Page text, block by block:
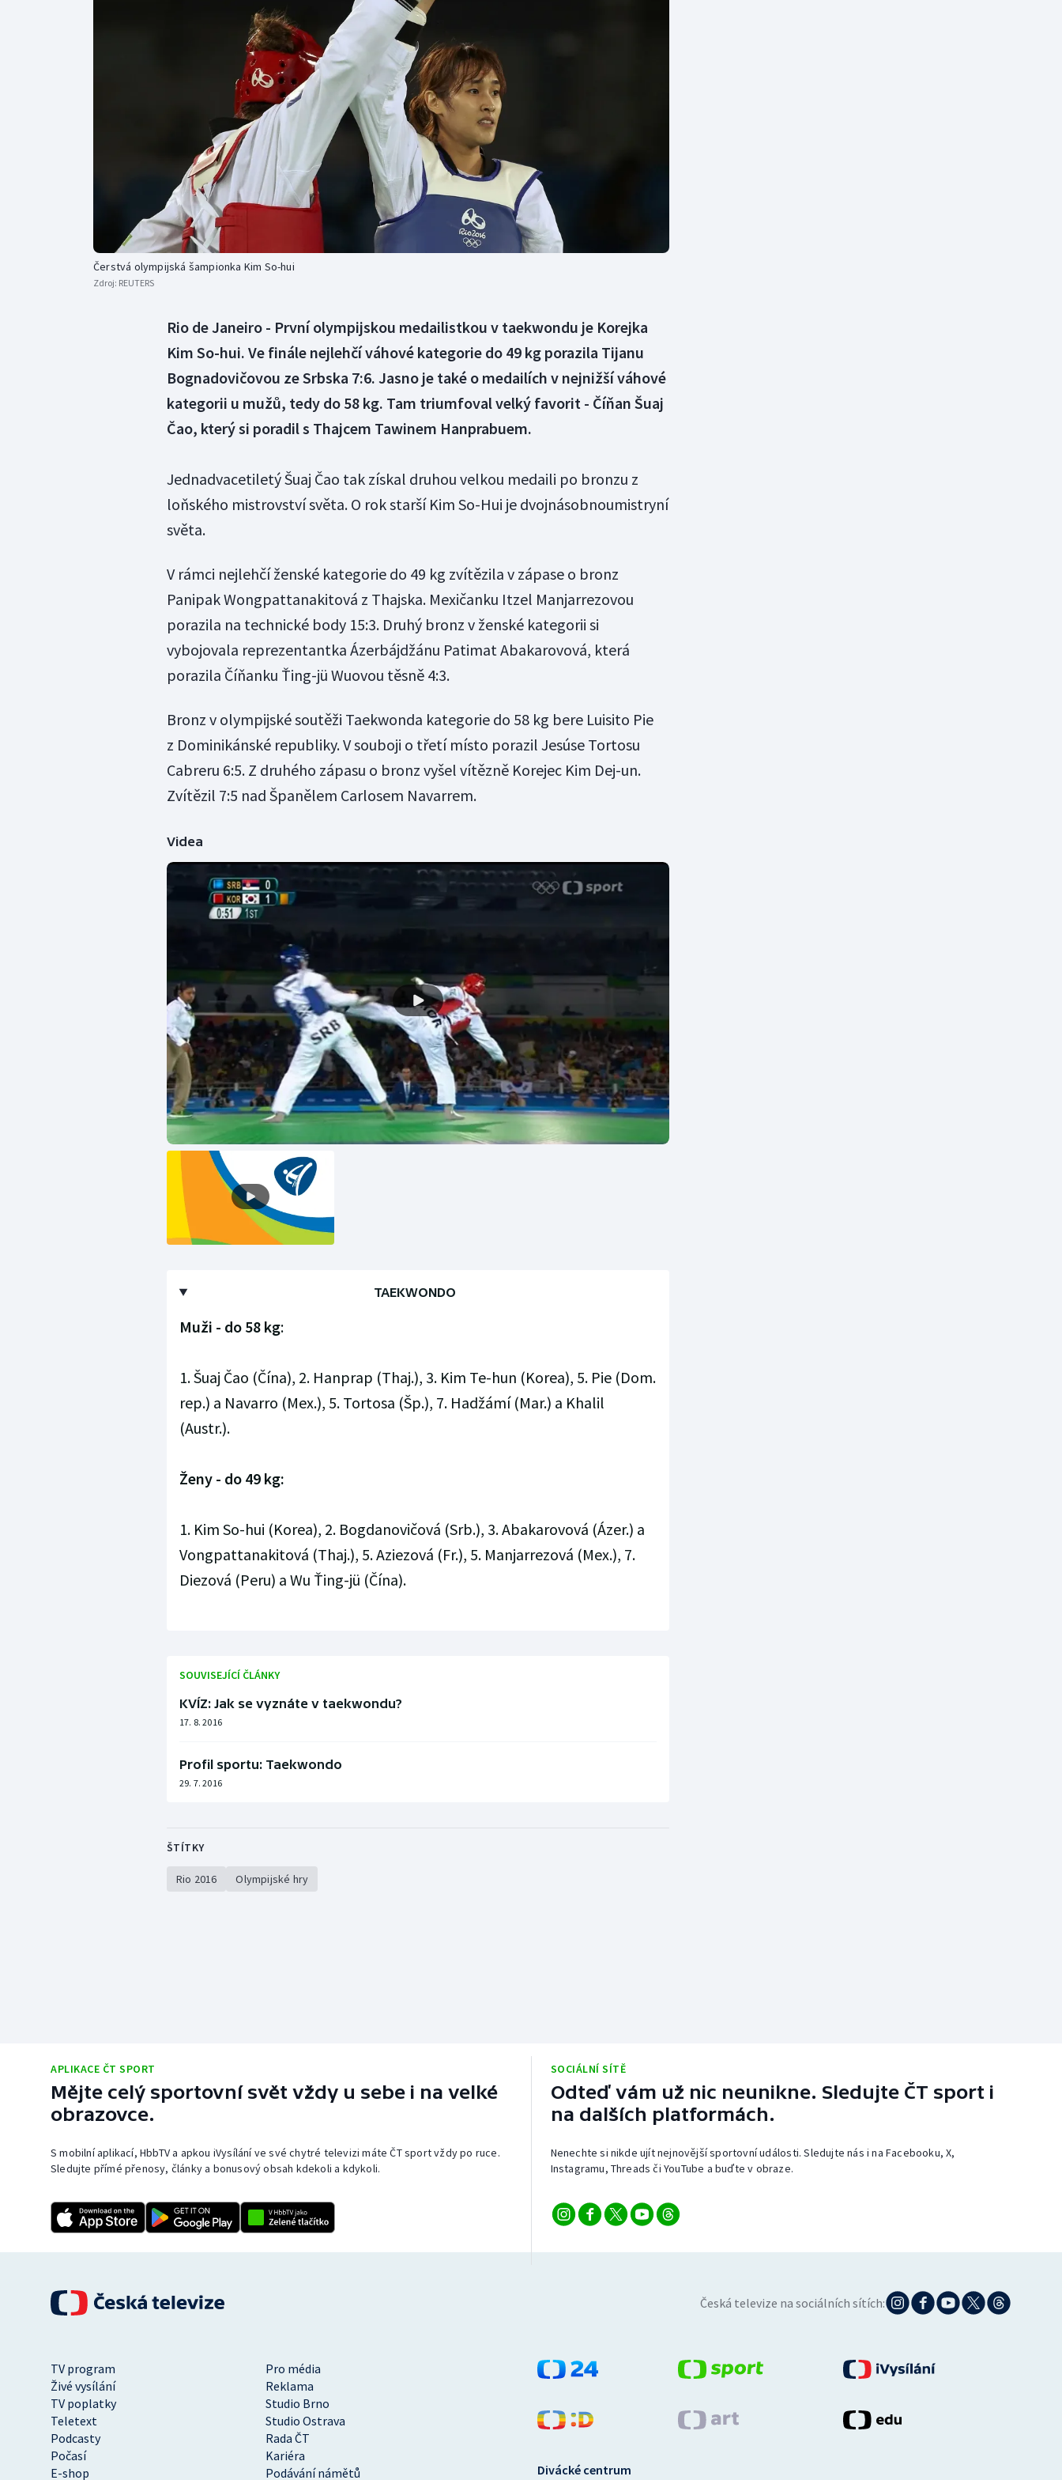
Curling
Dostihy
Florbal
Futsal
Golf
Gymnastika
Moderní pětiboj
Motorsport
Olympijské hry
Parasport
Plavání
Plážový volejbal
Čerstvá olympijská šampionka Kim So-hui
Zdroj: REUTERS
Rio de Janeiro - První olympijskou medailistkou v taekwondu je Korejka
Kim So-hui. Ve finále nejlehčí váhové kategorie do 49 kg porazila Tijanu
Bognadovičovou ze Srbska 7:6. Jasno je také o medailích v nejnižší váhové
kategorii u mužů, tedy do 58 kg. Tam triumfoval velký favorit - Číňan Šuaj
Čao, který si poradil s Thajcem Tawinem Hanprabuem.
Jednadvacetiletý Šuaj Čao tak získal druhou velkou medaili po bronzu z
loňského mistrovství světa. O rok starší Kim So-Hui je dvojnásobnoumistryní
světa.
V rámci nejlehčí ženské kategorie do 49 kg zvítězila v zápase o bronz
Panipak Wongpattanakitová z Thajska. Mexičanku Itzel Manjarrezovou
porazila na technické body 15:3. Druhý bronz v ženské kategorii si
vybojovala reprezentantka Ázerbájdžánu Patimat Abakarovová, která
porazila Číňanku Ťing-jü Wuovou těsně 4:3.
Bronz v olympijské soutěži Taekwonda kategorie do 58 kg bere Luisito Pie
z Dominikánské republiky. V souboji o třetí místo porazil Jesúse Tortosu
Cabreru 6:5. Z druhého zápasu o bronz vyšel vítězně Korejec Kim Dej-un.
Zvítězil 7:5 nad Španělem Carlosem Navarrem.
Videa
TAEKWONDO
Muži - do 58 kg:
1. Šuaj Čao (Čína), 2. Hanprap (Thaj.), 3. Kim Te-hun (Korea), 5. Pie (Dom.
rep.) a Navarro (Mex.), 5. Tortosa (Šp.), 7. Hadžámí (Mar.) a Khalil
(Austr.).
Ženy - do 49 kg:
1. Kim So-hui (Korea), 2. Bogdanovičová (Srb.), 3. Abakarovová (Ázer.) a
Vongpattanakitová (Thaj.), 5. Aziezová (Fr.), 5. Manjarrezová (Mex.), 7.
Diezová (Peru) a Wu Ťing-jü (Čína).
SOUVISEJÍCÍ ČLÁNKY
KVÍZ: Jak se vyznáte v taekwondu?
17. 8. 2016
Profil sportu: Taekwondo
29. 7. 2016
ŠTÍTKY
Rio 2016 Olympijské hry
APLIKACE ČT SPORT
Mějte celý sportovní svět vždy u sebe i na velké
obrazovce.
S mobilní aplikací, HbbTV a apkou iVysílání ve své chytré televizi máte ČT sport vždy po ruce.
Sledujte přímé přenosy, články a bonusový obsah kdekoli a kdykoli.
SOCIÁLNÍ SÍTĚ
Odteď vám už nic neunikne. Sledujte ČT sport i
na dalších platformách.
Nenechte si nikde ujít nejnovější sportovní události. Sledujte nás i na Facebooku, X,
Instagramu, Threads či YouTube a buďte v obraze.
Česká televize na sociálních sítích:
TV program
Pro média
Živé vysílání
Reklama
TV poplatky
Studio Brno
Teletext
Studio Ostrava
Podcasty
Rada ČT
Počasí
Kariéra
E-shop
Podávání námětů Divácké centrum